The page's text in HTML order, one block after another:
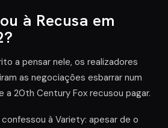
à Recusa em
a pensar nele, os realizadores
as negociações esbarrar num
a 20th Century Fox recusou pagar.
à Variety: apesar de o